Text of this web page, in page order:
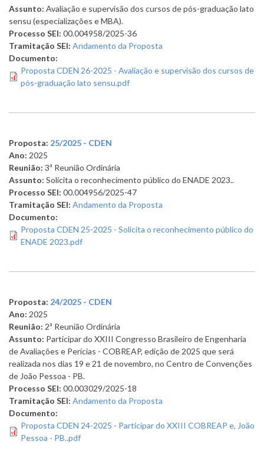
Assunto: Avaliação e supervisão dos cursos de pós-graduação lato
sensu (especializações e MBA).
Processo SEI: 00.004958/2025-36
Tramitação SEI: Andamento da Proposta
Documento:
Proposta CDEN 26-2025 - Avaliação e supervisão dos cursos de
pós-graduação lato sensu.pdf
Proposta: 25/2025 - CDEN
Ano: 2025
Reunião: 3ª Reunião Ordinária
Assunto: Solicita o reconhecimento público do ENADE 2023..
Processo SEI: 00.004956/2025-47
Tramitação SEI: Andamento da Proposta
Documento:
Proposta CDEN 25-2025 - Solicita o reconhecimento público do
ENADE 2023.pdf
Proposta: 24/2025 - CDEN
Ano: 2025
Reunião: 2ª Reunião Ordinária
Assunto: Participar do XXIII Congresso Brasileiro de Engenharia
de Avaliações e Perícias - COBREAP, edição de 2025 que será
realizada nos dias 19 e 21 de novembro, no Centro de Convenções
de João Pessoa - PB.
Processo SEI: 00.003029/2025-18
Tramitação SEI: Andamento da Proposta
Documento:
Proposta CDEN 24-2025 - Participar do XXIII COBREAP e, João
Pessoa - PB..pdf